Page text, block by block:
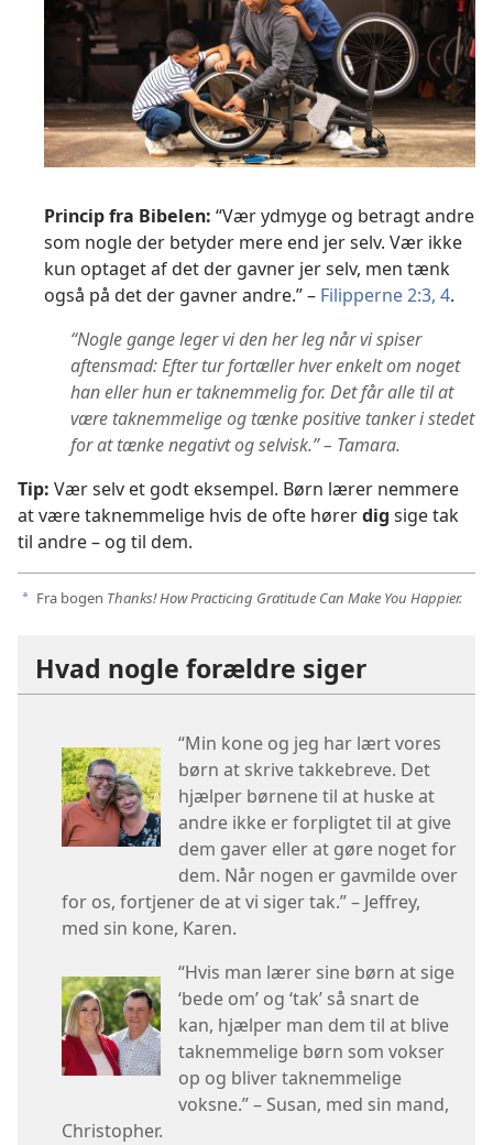
Princip fra Bibelen: “Vær ydmyge og betragt andre
som nogle der betyder mere end jer selv. Vær ikke
kun optaget af det der gavner jer selv, men tænk
også på det der gavner andre.” – Filipperne 2:3, 4.
“Nogle gange leger vi den her leg når vi spiser
aftensmad: Efter tur fortæller hver enkelt om noget
han eller hun er taknemmelig for. Det får alle til at
være taknemmelige og tænke positive tanker i stedet
for at tænke negativt og selvisk.” – Tamara.
Tip: Vær selv et godt eksempel. Børn lærer nemmere
at være taknemmelige hvis de ofte hørerdig sige tak
til andre – og til dem.
a Fra bogen Thanks! How Practicing Gratitude Can Make You Happier.
Hvad nogle forældre siger
“Min kone og jeg har lært vores
børn at skrive takkebreve. Det
hjælper børnene til at huske at
andre ikke er forpligtet til at give
dem gaver eller at gøre noget for
dem. Når nogen er gavmilde over
for os, fortjener de at vi siger tak.” – Jeffrey,
med sin kone, Karen.
“Hvis man lærer sine børn at sige
‘bede om’ og ‘tak’ så snart de
kan, hjælper man dem til at blive
taknemmelige børn som vokser
op og bliver taknemmelige
voksne.” – Susan, med sin mand,
Christopher.